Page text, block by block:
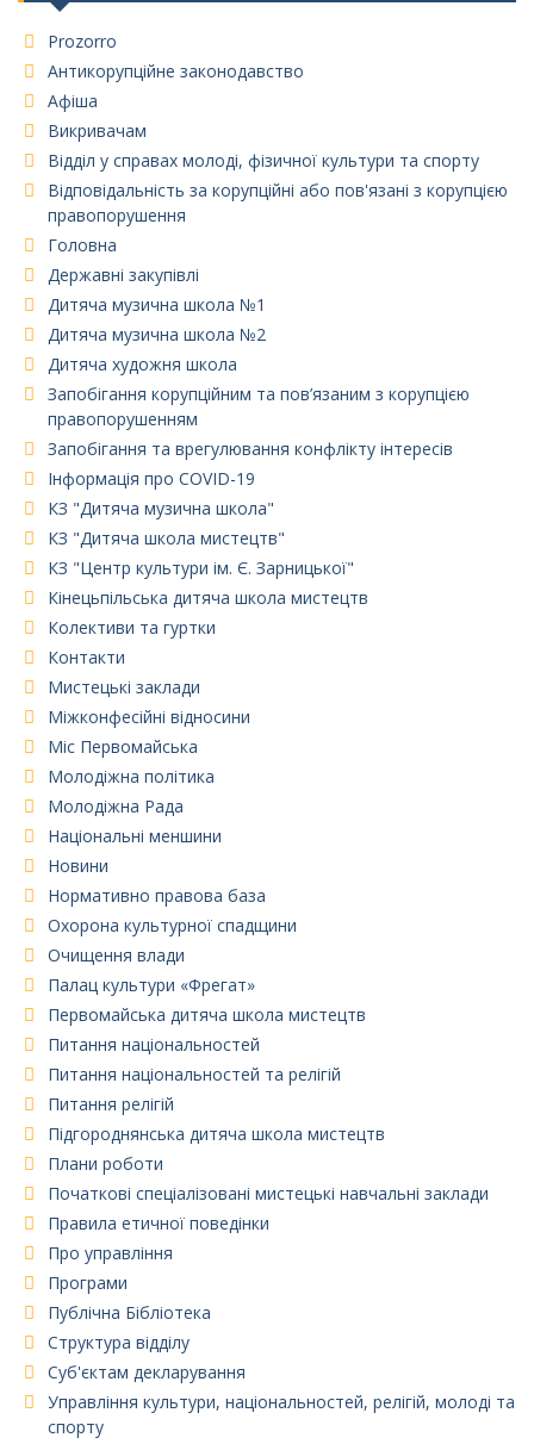
Prozorro
Антикорупційне законодавство
Афіша
Викривачам
Відділ у справах молоді, фізичної культури та спорту
Відповідальність за корупційні або пов'язані з корупцією
правопорушення
Головна
Державні закупівлі
Дитяча музична школа №1
Дитяча музична школа №2
Дитяча художня школа
Запобігання корупційним та пов’язаним з корупцією
правопорушенням
Запобігання та врегулювання конфлікту інтересів
Інформація про COVID-19
КЗ "Дитяча музична школа"
КЗ "Дитяча школа мистецтв"
КЗ "Центр культури ім. Є. Зарницької"
Кінецьпільська дитяча школа мистецтв
Колективи та гуртки
Контакти
Мистецькі заклади
Міжконфесійні відносини
Міс Первомайська
Молодіжна політика
Молодіжна Рада
Національні меншини
Новини
Нормативно правова база
Охорона культурної спадщини
Очищення влади
Палац культури «Фрегат»
Первомайська дитяча школа мистецтв
Питання національностей
Питання національностей та релігій
Питання релігій
Підгороднянська дитяча школа мистецтв
Плани роботи
Початкові спеціалізовані мистецькі навчальні заклади
Правила етичної поведінки
Про управління
Програми
Публічна Бібліотека
Структура відділу
Суб'єктам декларування
Управління культури, національностей, релігій, молоді та
спорту